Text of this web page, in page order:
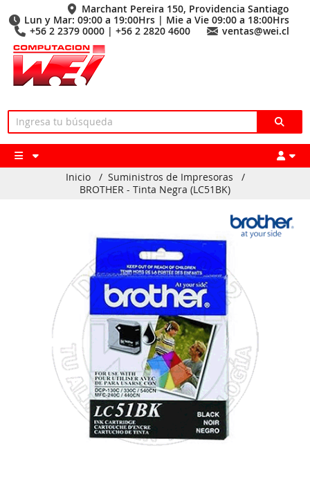
Marchant Pereira 150, Providencia Santiago
Lun y Mar: 09:00 a 19:00Hrs | Mie a Vie 09:00 a 18:00Hrs
+56 2 2379 0000 | +56 2 2820 4600
ventas@wei.cl
Inicio / Suministros de Impresoras
/
BROTHER - Tinta Negra (LC51BK)